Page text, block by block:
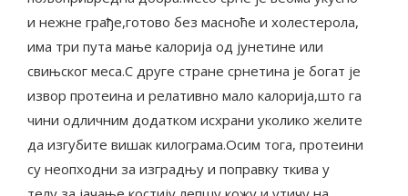
и нежне грађе,готово без масноће и холестерола,
има три пута мање калорија од јунетине или
свињског меса.С друге стране срнетина је богат је
извор протеина и релативно мало калорија,што га
чини одличним додатком исхрани уколико желите
да изгубите вишак килограма.Осим тога, протеини
су неопходни за изградњу и поправку ткива у